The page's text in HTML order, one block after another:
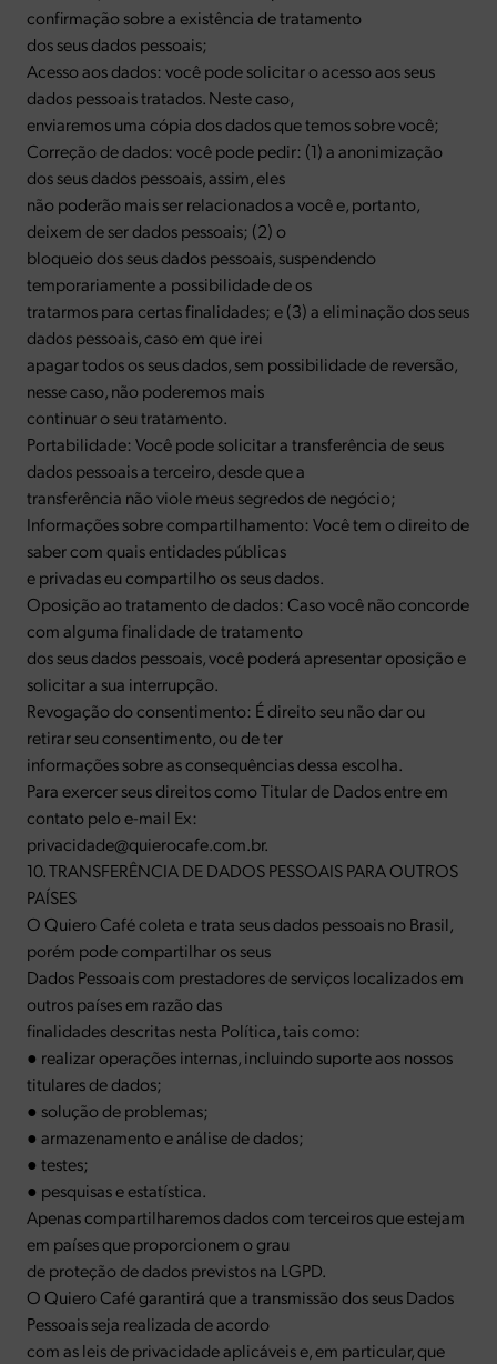
confirmação sobre a existência de tratamento
dos seus dados pessoais;
Acesso aos dados: você pode solicitar o acesso aos seus
dados pessoais tratados. Neste caso,
enviaremos uma cópia dos dados que temos sobre você;
Correção de dados: você pode pedir: (1) a anonimização
dos seus dados pessoais, assim, eles
não poderão mais ser relacionados a você e, portanto,
deixem de ser dados pessoais; (2) o
bloqueio dos seus dados pessoais, suspendendo
temporariamente a possibilidade de os
tratarmos para certas finalidades; e (3) a eliminação dos seus
dados pessoais, caso em que irei
apagar todos os seus dados, sem possibilidade de reversão,
nesse caso, não poderemos mais
continuar o seu tratamento.
Portabilidade: Você pode solicitar a transferência de seus
dados pessoais a terceiro, desde que a
transferência não viole meus segredos de negócio;
Informações sobre compartilhamento: Você tem o direito de
saber com quais entidades públicas
e privadas eu compartilho os seus dados.
Oposição ao tratamento de dados: Caso você não concorde
com alguma finalidade de tratamento
dos seus dados pessoais, você poderá apresentar oposição e
solicitar a sua interrupção.
Revogação do consentimento: É direito seu não dar ou
retirar seu consentimento, ou de ter
informações sobre as consequências dessa escolha.
Para exercer seus direitos como Titular de Dados entre em
contato pelo e-mail Ex:
privacidade@quierocafe.com.br.
10. TRANSFERÊNCIA DE DADOS PESSOAIS PARA OUTROS
PAÍSES
O Quiero Café coleta e trata seus dados pessoais no Brasil,
porém pode compartilhar os seus
Dados Pessoais com prestadores de serviços localizados em
outros países em razão das
finalidades descritas nesta Política, tais como:
● realizar operações internas, incluindo suporte aos nossos
titulares de dados;
● solução de problemas;
● armazenamento e análise de dados;
● testes;
● pesquisas e estatística.
Apenas compartilharemos dados com terceiros que estejam
em países que proporcionem o grau
de proteção de dados previstos na LGPD.
O Quiero Café garantirá que a transmissão dos seus Dados
Pessoais seja realizada de acordo
com as leis de privacidade aplicáveis e, em particular, que